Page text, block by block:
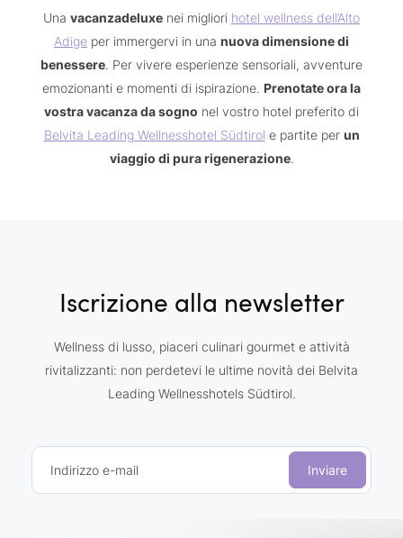
Una vacanzadeluxe nei migliori hotel wellness dell’Alto
Adige per immergervi in una nuova dimensione di
benessere. Per vivere esperienze sensoriali, avventure
emozionanti e momenti di ispirazione. Prenotate ora la
vostra vacanza da sogno nel vostro hotel preferito di
Belvita Leading Wellnesshotel Südtirol e partite per un
viaggio di pura rigenerazione.
Iscrizione alla newsletter
Wellness di lusso, piaceri culinari gourmet e attività
rivitalizzanti: non perdetevi le ultime novità dei Belvita
Leading Wellnesshotels Südtirol.
Indirizzo e-mail Inviare